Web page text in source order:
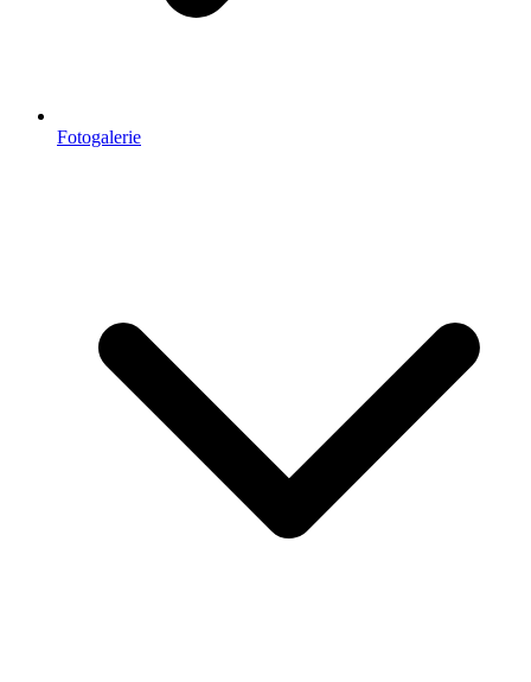
Fotogalerie